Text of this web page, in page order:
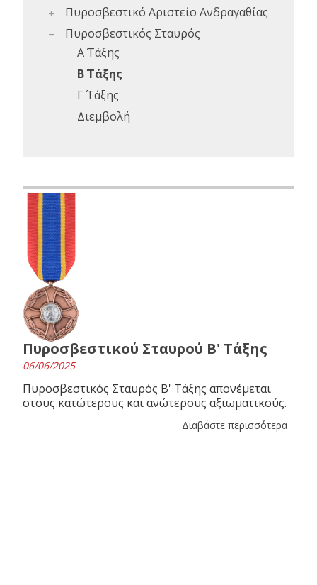
Πυροσβεστικό Αριστείο Ανδραγαθίας
Πυροσβεστικός Σταυρός
Α΄ Τάξης
Β΄ Τάξης
Γ΄ Τάξης
Διεμβολή
Πυροσβεστικού Σταυρού Β' Τάξης
06/06/2025
Πυροσβεστικός Σταυρός Β' Τάξης απονέμεται
στους κατώτερους και ανώτερους αξιωματικούς.
Διαβάστε περισσότερα